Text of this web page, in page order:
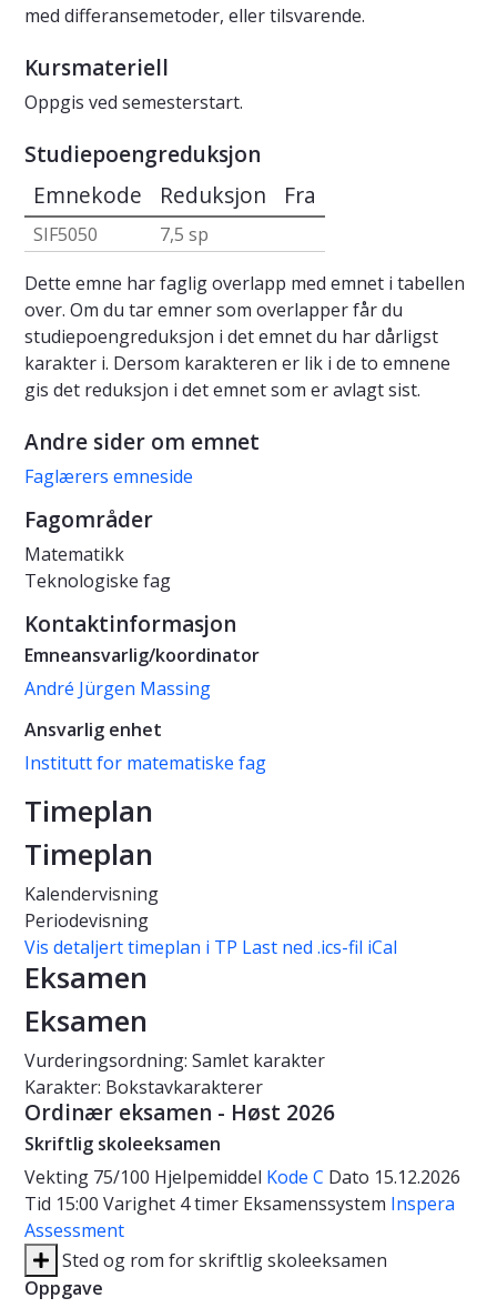
med differansemetoder, eller tilsvarende.
Kursmateriell
Oppgis ved semesterstart.
Studiepoengreduksjon
Emnekode Reduksjon Fra
SIF5050
7,5 sp
Dette emne har faglig overlapp med emnet i tabellen
over. Om du tar emner som overlapper får du
studiepoengreduksjon i det emnet du har dårligst
karakter i. Dersom karakteren er lik i de to emnene
gis det reduksjon i det emnet som er avlagt sist.
Andre sider om emnet
Faglærers emneside
Fagområder
Matematikk
Teknologiske fag
Kontaktinformasjon
Emneansvarlig/koordinator
André Jürgen Massing
Ansvarlig enhet
Institutt for matematiske fag
Timeplan
Timeplan
Kalendervisning
Periodevisning
Vis detaljert timeplan i TP Last ned .ics-fil iCal
Eksamen
Eksamen
Vurderingsordning: Samlet karakter
Karakter: Bokstavkarakterer
Ordinær eksamen - Høst 2026
Skriftlig skoleeksamen
Vekting 75/100 Hjelpemiddel Kode C Dato 15.12.2026
Tid 15:00 Varighet 4 timer Eksamenssystem Inspera
Assessment
Sted og rom for skriftlig skoleeksamen
Oppgave